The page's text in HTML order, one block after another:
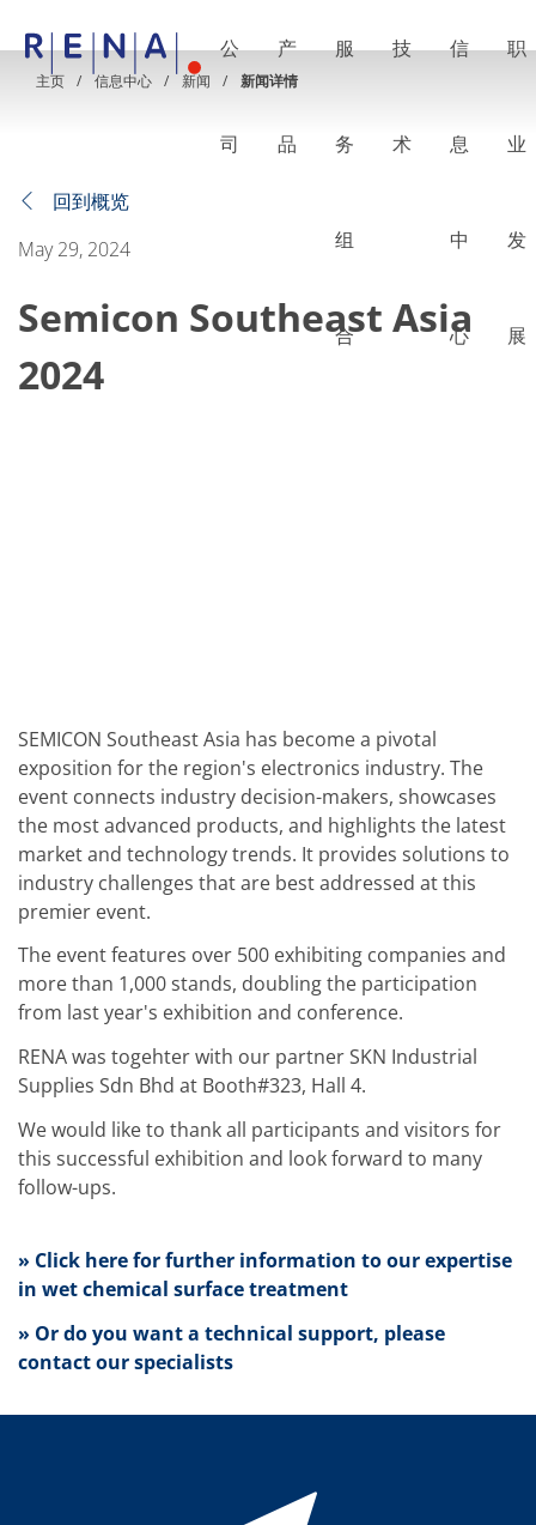
公
司
产
品
服
务
组
合
技
术
信
息
中
心
职
业
发
展
EN DE CN
RENA Polska
RENA 全球
批量浸洗
批量喷淋
单晶圆加工
晶圆制备
定制解决方案
卷到卷
服务组合
服务热线 和 服务中心
数字化服务
服务级别协议
备件服务
设备升级
培训
技术
技术中心
工艺技术
TruEtch - 金属蚀刻
SiEtch - KOH 蚀刻
蚀刻
电镀
晶圆剥离
创新
Battery Technology
专有软件
FlowLogX - 智能连接平台
信息中心
媒体聚焦
新闻
主页 信息中心 新闻 新闻详情
回到概览
May 29, 2024
Semicon Southeast Asia
2024
SEMICON Southeast Asia has become a pivotal
exposition for the region's electronics industry. The
event connects industry decision-makers, showcases
the most advanced products, and highlights the latest
market and technology trends. It provides solutions to
industry challenges that are best addressed at this
premier event.
The event features over 500 exhibiting companies and
more than 1,000 stands, doubling the participation
from last year's exhibition and conference.
RENA was togehter with our partner SKN Industrial
Supplies Sdn Bhd at Booth#323, Hall 4.
We would like to thank all participants and visitors for
this successful exhibition and look forward to many
follow-ups.
» Click here for further information to our expertise
in wet chemical surface treatment
» Or do you want a technical support, please
contact our specialists